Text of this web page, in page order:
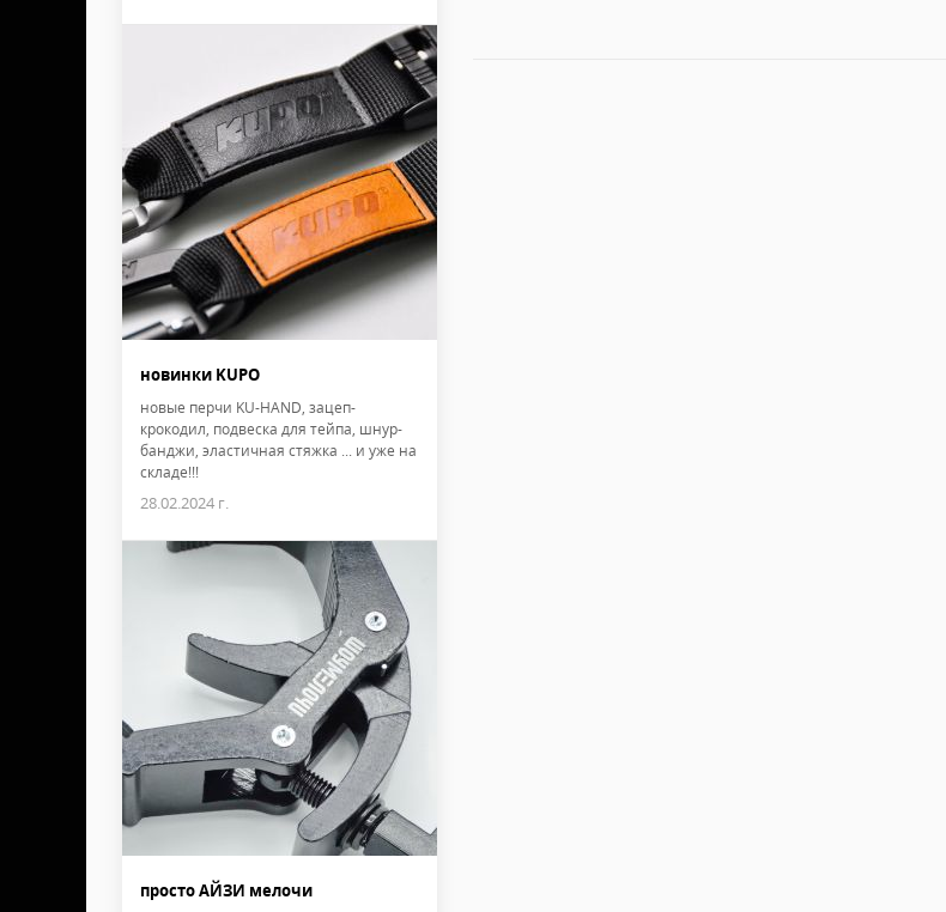
новинки KUPO
новые перчи KU-HAND, зацеп-
крокодил, подвеска для тейпа, шнур-
банджи, эластичная стяжка ... и уже на
складе!!!
28.02.2024 г.
просто АЙЗИ мелочи